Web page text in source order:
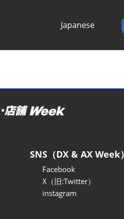
Japanese
SNS（DX & AX Week）
Facebook
X（旧:Twitter）
instagram